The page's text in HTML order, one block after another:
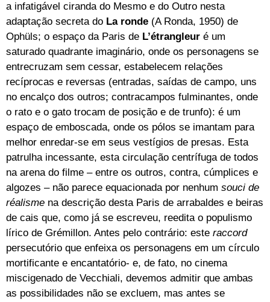
a infatigável ciranda do Mesmo e do Outro nesta
adaptação secreta do La ronde (A Ronda, 1950) de
Ophüls; o espaço da Paris de L’étrangleur é um
saturado quadrante imaginário, onde os personagens se
entrecruzam sem cessar, estabelecem relações
recíprocas e reversas (entradas, saídas de campo, uns
no encalço dos outros; contracampos fulminantes, onde
o rato e o gato trocam de posição e de trunfo): é um
espaço de emboscada, onde os pólos se imantam para
melhor enredar-se em seus vestígios de presas. Esta
patrulha incessante, esta circulação centrífuga de todos
na arena do filme – entre os outros, contra, cúmplices e
algozes – não parece equacionada por nenhum souci de
réalisme na descrição desta Paris de arrabaldes e beiras
de cais que, como já se escreveu, reedita o populismo
lírico de Grémillon. Antes pelo contrário: este raccord
persecutório que enfeixa os personagens em um círculo
mortificante e encantatório- e, de fato, no cinema
miscigenado de Vecchiali, devemos admitir que ambas
as possibilidades não se excluem, mas antes se